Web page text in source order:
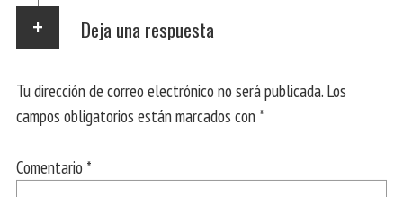
Deja una respuesta
Tu dirección de correo electrónico no será publicada. Los
campos obligatorios están marcados con *
Comentario *